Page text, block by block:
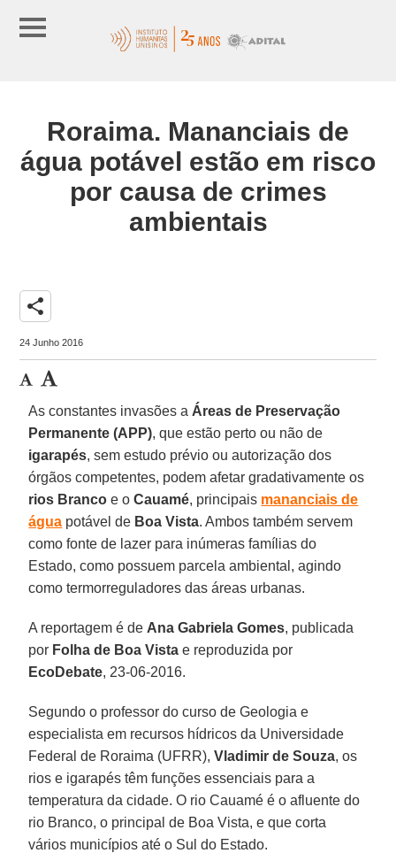
Roraima. Mananciais de
água potável estão em risco
por causa de crimes
ambientais
share
24 Junho 2016
As constantes invasões a Áreas de Preservação
Permanente (APP), que estão perto ou não de
igarapés, sem estudo prévio ou autorização dos
órgãos competentes, podem afetar gradativamente os
rios Branco e oCauamé, principais mananciais de
água potável de Boa Vista. Ambos também servem
como fonte de lazer para inúmeras famílias do
Estado, como possuem parcela ambiental, agindo
como termorreguladores das áreas urbanas.
A reportagem é de Ana Gabriela Gomes, publicada
por Folha de Boa Vista e reproduzida por
EcoDebate, 23-06-2016.
Segundo o professor do curso de Geologia e
especialista em recursos hídricos da Universidade
Federal de Roraima (UFRR),Vladimir de Souza, os
rios e igarapés têm funções essenciais para a
temperatura da cidade. O rio Cauamé é o afluente do
rio Branco, o principal de Boa Vista, e que corta
vários municípios até o Sul do Estado.